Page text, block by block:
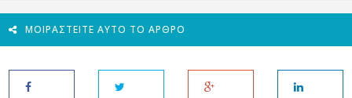
ΜΟΙΡΑΣΤΕΊΤΕ ΑΥΤΌ ΤΟ ΆΡΘΡΟ